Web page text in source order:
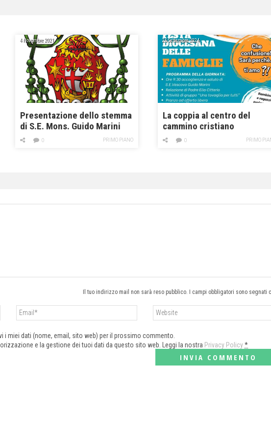
4 Novembre 2021
Presentazione dello stemma
di S.E. Mons. Guido Marini
PRIMO PIANO
0
26 Settembre 2024
La coppia al centro del
cammino cristiano
PRIMO
0
Il tuo indirizzo mail non sarà reso pubblico. I campi obbligatori sono segnati
i miei dati (nome, email, sito web) per il prossimo commento.
e la gestione dei tuoi dati da questo sito web. Leggi la nostra Privacy Policy*